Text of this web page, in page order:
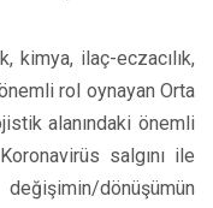
kimya, ilaç-eczacılık,
rol oynayan Orta
alanındaki önemli
salgını ile
dönüşümün